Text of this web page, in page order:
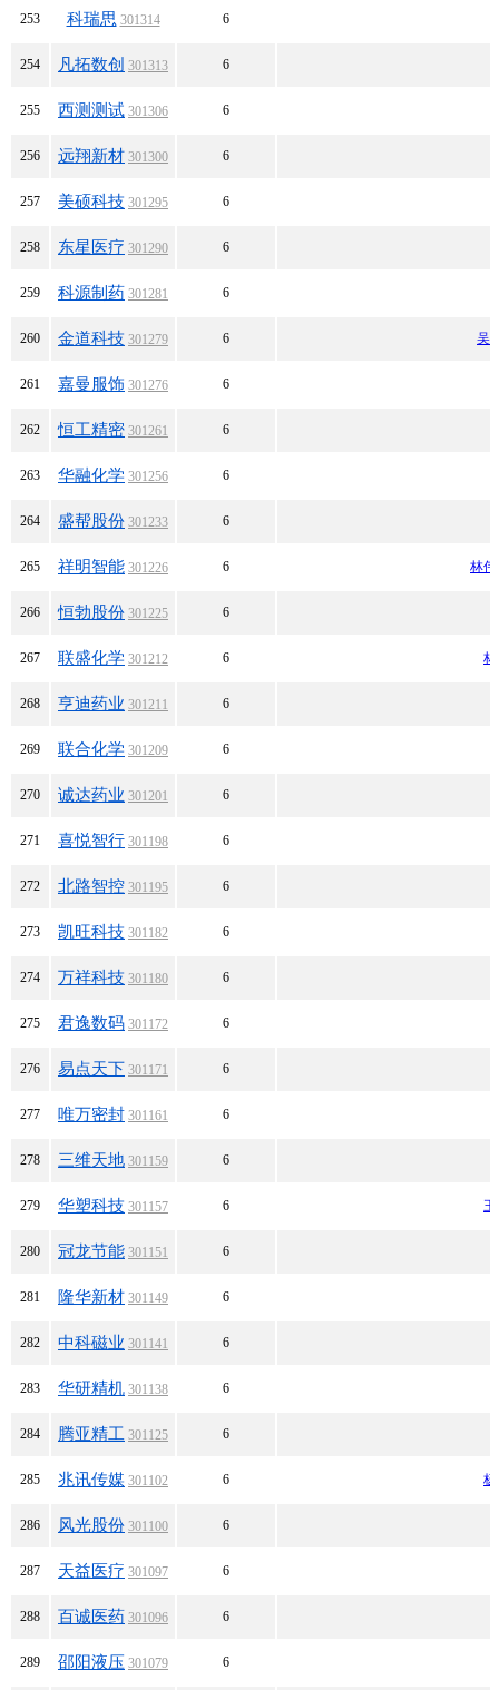
253 科瑞思 301314 6
254 凡拓数创 301313 6
255 西测测试 301306 6
256 远翔新材 301300 6
257 美硕科技 301295 6
258 东星医疗 301290 6
259 科源制药 301281 6
260 金道科技 301279 6 吴
261 嘉曼服饰 301276 6
262 恒工精密 301261 6
263 华融化学 301256 6
264 盛帮股份 301233 6
265 祥明智能 301226 6 林
266 恒勃股份 301225 6
267 联盛化学 301212 6
268 亨迪药业 301211 6
269 联合化学 301209 6
270 诚达药业 301201 6
271 喜悦智行 301198 6
272 北路智控 301195 6
273 凯旺科技 301182 6
274 万祥科技 301180 6
275 君逸数码 301172 6
276 易点天下 301171 6
277 唯万密封 301161 6
278 三维天地 301159 6
279 华塑科技 301157 6
280 冠龙节能 301151 6
281 隆华新材 301149 6
282 中科磁业 301141 6
283 华研精机 301138 6
284 腾亚精工 301125 6
285 兆讯传媒 301102 6
286 风光股份 301100 6
287 天益医疗 301097 6
288 百诚医药 301096 6
289 邵阳液压 301079 6